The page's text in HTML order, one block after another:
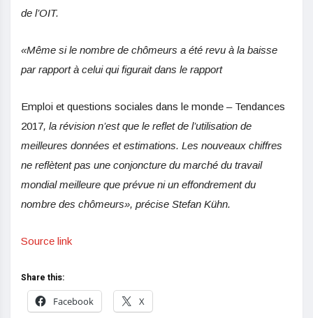
de l’OIT.
«Même si le nombre de chômeurs a été revu à la baisse
par rapport à celui qui figurait dans le rapport
Emploi et questions sociales dans le monde – Tendances
2017, la révision n’est que le reflet de l’utilisation de
meilleures données et estimations. Les nouveaux chiffres
ne reflètent pas une conjoncture du marché du travail
mondial meilleure que prévue ni un effondrement du
nombre des chômeurs», précise Stefan Kühn.
Source link
Share this:
Facebook
X